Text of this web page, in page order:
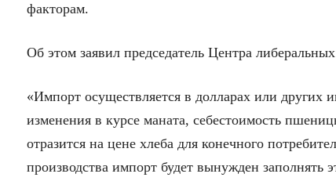
факторам.
Об этом заявил председатель Центра
«Импорт осуществляется в долларах или других
изменения в курсе маната, себестоимость
отразится на цене хлеба для конечного
производства импорт будет вынужден заполнять